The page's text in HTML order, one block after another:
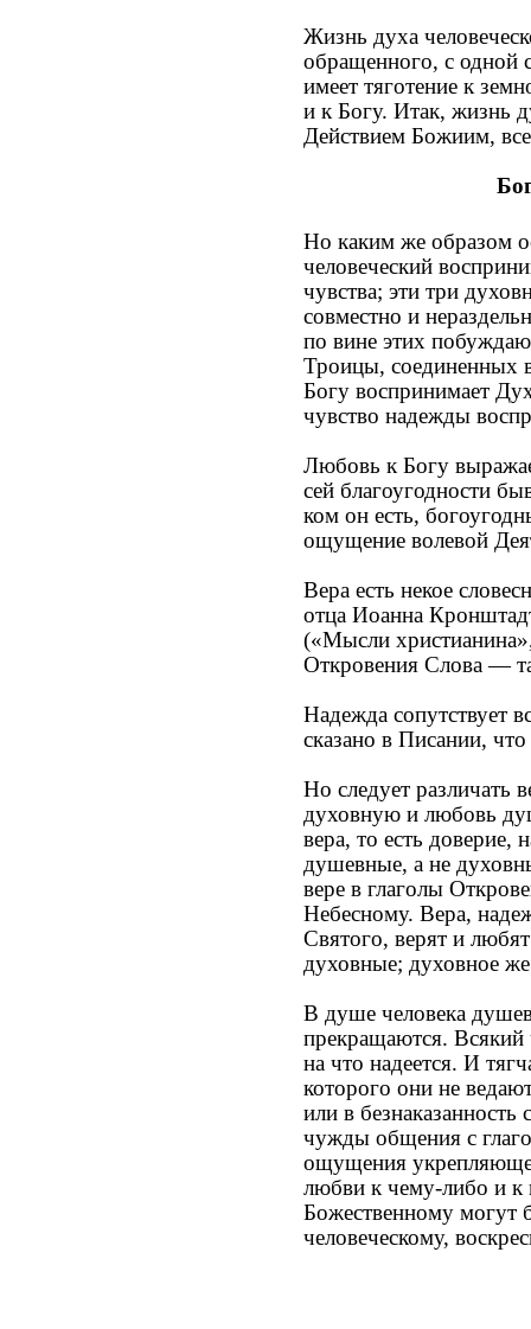
Жизнь духа
обращенного, с одной
имеет тяготение к
и к Богу. Итак, жизнь
Действием Божиим,
Но каким же образом
человеческий
чувства; эти три
совместно и
по вине этих
Троицы, соединенных
Богу воспринимает
чувство надежды
Любовь к Богу
сей благоугодности
ком он есть,
ощущение волевой
Вера есть некое
отца Иоанна
(«Мысли
Откровения Слова —
Надежда сопутствует
сказано в Писании,
Но следует
духовную и любовь
вера, то есть доверие,
душевные, а не
вере в глаголы
Небесному. Вера,
Святого, верят и
духовные; духовное
В душе человека
прекращаются. Всякий
на что надеется. И
которого они не
или в
чужды общения с
ощущения
любви к чему-либо и
Божественному могут
человеческому,